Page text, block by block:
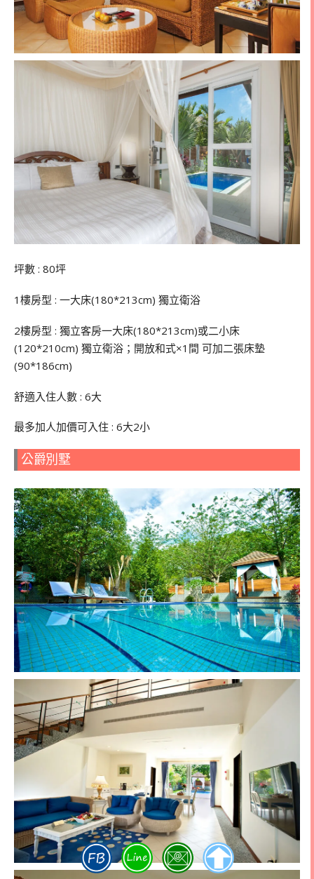
坪數 : 80坪
1樓房型 : 一大床(180*213cm) 獨立衛浴
2樓房型 : 獨立客房一大床(180*213cm)或二小床
(120*210cm) 獨立衛浴；開放和式×1間 可加二張床墊
(90*186cm)
舒適入住人數 : 6大
最多加人加價可入住 : 6大2小
公爵別墅